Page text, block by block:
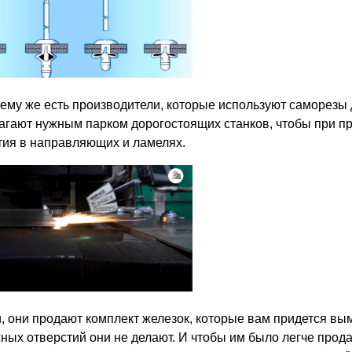
же есть производители, которые используют
нужным парком дорогостоящих станков, чтобы при
в направляющих и ламелях.
они продают комплект железок, которые вам придется
отверстий они не делают. И чтобы им было легче